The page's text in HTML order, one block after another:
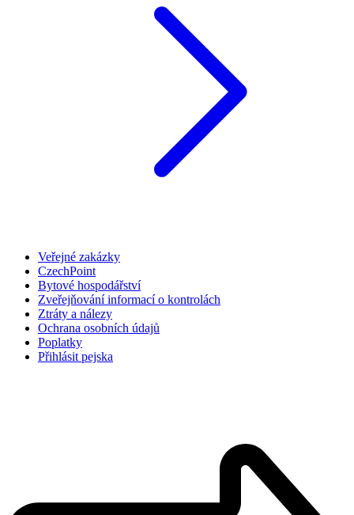
Veřejné zakázky
CzechPoint
Bytové hospodářství
Zveřejňování informací o kontrolách
Ztráty a nálezy
Ochrana osobních údajů
Poplatky
Přihlásit pejska